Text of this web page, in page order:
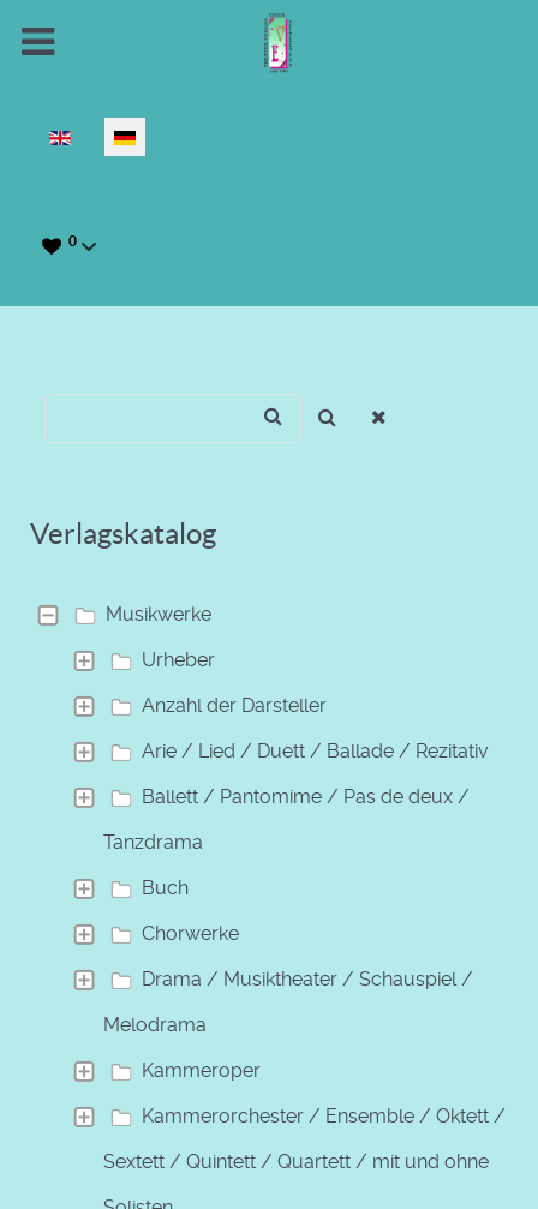
Sprache auswählen
0
Verlagskatalog
Musikwerke
Urheber
Anzahl der Darsteller
Arie / Lied / Duett / Ballade / Rezitativ
Ballett / Pantomime / Pas de deux /
Tanzdrama
Buch
Chorwerke
Drama / Musiktheater / Schauspiel /
Melodrama
Kammeroper
Kammerorchester / Ensemble / Oktett /
Sextett / Quintett / Quartett / mit und ohne